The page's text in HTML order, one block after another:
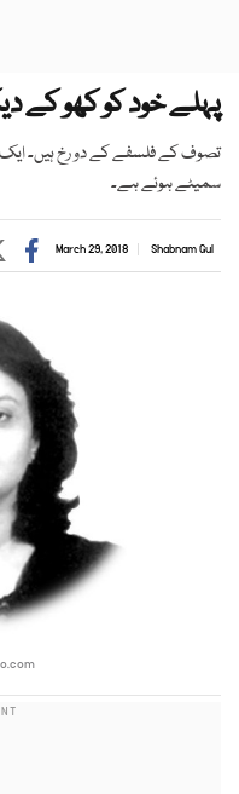
پہلے خود کو کھو کے
تصوف کے فلسفے کے دو رخ ہیں۔ ایک
سمیٹے ہوئے ہے۔
Shabnam Gul
March 29, 2018